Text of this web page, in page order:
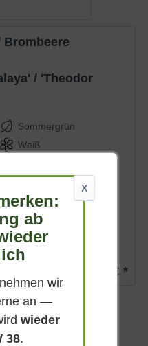
Sommergrün
Weiß
100 - 150 cm
Lieferbar
15,90 € *
Thornless'
X
ab
wir
an —
wieder
38.